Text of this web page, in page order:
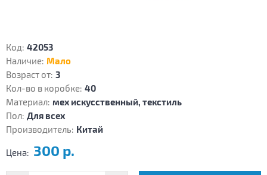
Код: 42053
Наличие: Мало
Возраст от: 3
Кол-во в коробке: 40
Материал: мех искусственный, текстиль
Пол: Для всех
Производитель: Китай
Цена: 300 р.